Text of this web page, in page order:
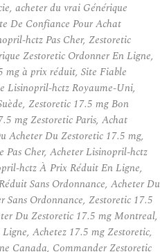
acheter du vrai Générique
De Confiance Pour Achat
hctz Pas Cher, Zestoretic
Zestoretic Ordonner En Ligne,
mg à prix réduit, Site Fiable
Lisinopril-hctz Royaume-Uni,
Zestoretic 17.5 mg Bon
mg Zestoretic Paris, Achat
Acheter Du Zestoretic 17.5 mg,
Pas Cher, Acheter Lisinopril-hctz
hctz À Prix Réduit En Ligne,
Sans Ordonnance, Acheter Du
Ordonnance, Zestoretic 17.5
Du Zestoretic 17.5 mg Montreal,
Achetez 17.5 mg Zestoretic,
Canada, Commander Zestoretic